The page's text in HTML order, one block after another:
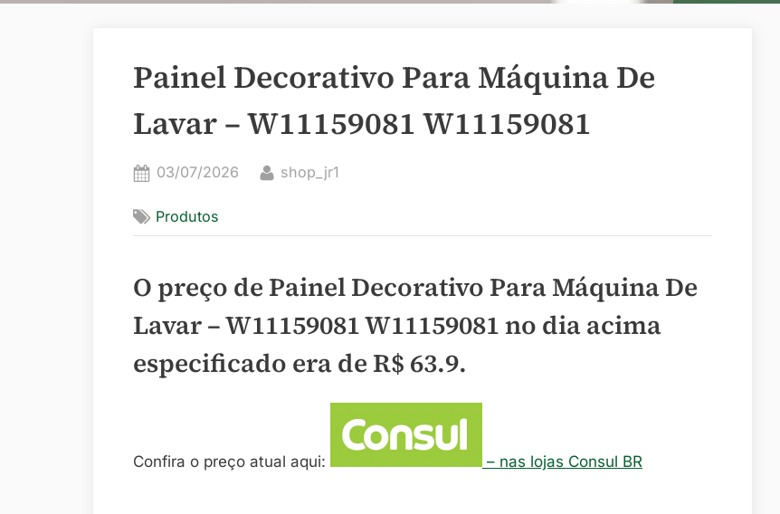
Painel Decorativo Para Máquina De
Lavar – W11159081 W11159081
Posted
03/07/2026 By
shop_jr1
Produtos
O preço de Painel Decorativo Para Máquina De
Lavar – W11159081 W11159081 no dia acima
especificado era de R$ 63.9.
Confira o preço atual aqui: – nas lojas Consul BR